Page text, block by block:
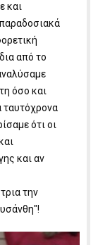
και
από το
όσο και
ταυτόχρονα
ότι οι
και αν
την